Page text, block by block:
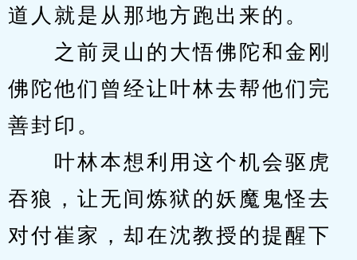
道人就是从那地方跑出来的。
之前灵山的大悟佛陀和金刚
佛陀他们曾经让叶林去帮他们完
善封印。
叶林本想利用这个机会驱虎
吞狼，让无间炼狱的妖魔鬼怪去
对付崔家，却在沈教授的提醒下